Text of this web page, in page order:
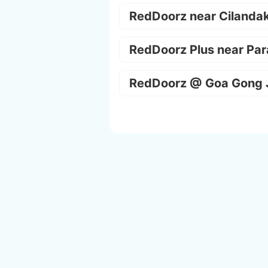
RedDoorz near
RedDoorz Plus near
RedDoorz @ Goa